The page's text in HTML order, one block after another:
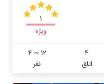
1
ویژه
4
اتاق
4 ~ 12
نفر